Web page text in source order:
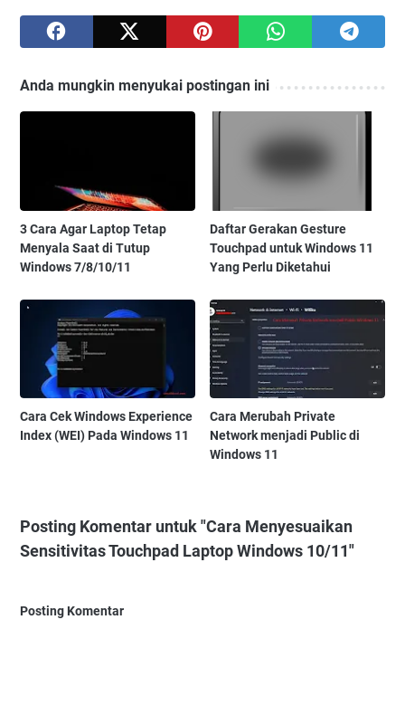
Anda mungkin menyukai postingan ini
3 Cara Agar Laptop Tetap
Menyala Saat di Tutup
Windows 7/8/10/11
Daftar Gerakan Gesture
Touchpad untuk Windows 11
Yang Perlu Diketahui
Cara Cek Windows Experience
Index (WEI) Pada Windows 11
Cara Merubah Private
Network menjadi Public di
Windows 11
Posting Komentar untuk "Cara Menyesuaikan
Sensitivitas Touchpad Laptop Windows 10/11"
Posting Komentar